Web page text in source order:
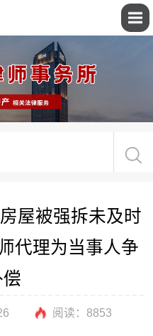
屋被强拆未及时
代理为当事人争
阅读： 8853